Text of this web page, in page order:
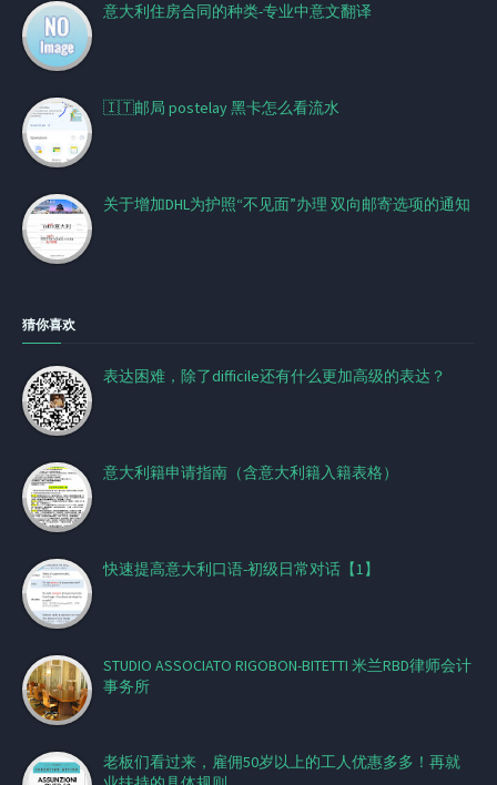
意大利住房合同的种类-专业中意文翻译
🇮🇹邮局 postelay 黑卡怎么看流水
关于增加DHL为护照“不见面”办理 双向邮寄选项的通知
猜你喜欢
表达困难，除了difficile还有什么更加高级的表达？
意大利籍申请指南（含意大利籍入籍表格）
快速提高意大利口语-初级日常对话【1】
STUDIO ASSOCIATO RIGOBON-BITETTI 米兰RBD律师会计
事务所
老板们看过来，雇佣50岁以上的工人优惠多多！再就